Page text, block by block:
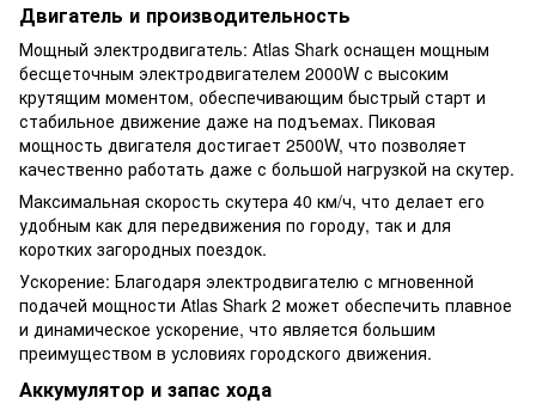
Двигатель и производительность
Мощный электродвигатель: Atlas Shark оснащен мощным
бесщеточным электродвигателем 2000W с высоким
крутящим моментом, обеспечивающим быстрый старт и
стабильное движение даже на подъемах. Пиковая
мощность двигателя достигает 2500W, что позволяет
качественно работать даже с большой нагрузкой на скутер.
Максимальная скорость скутера 40 км/ч, что делает его
удобным как для передвижения по городу, так и для
коротких загородных поездок.
Ускорение: Благодаря электродвигателю с мгновенной
подачей мощности Atlas Shark 2 может обеспечить плавное
и динамическое ускорение, что является большим
преимуществом в условиях городского движения.
Аккумулятор и запас хода